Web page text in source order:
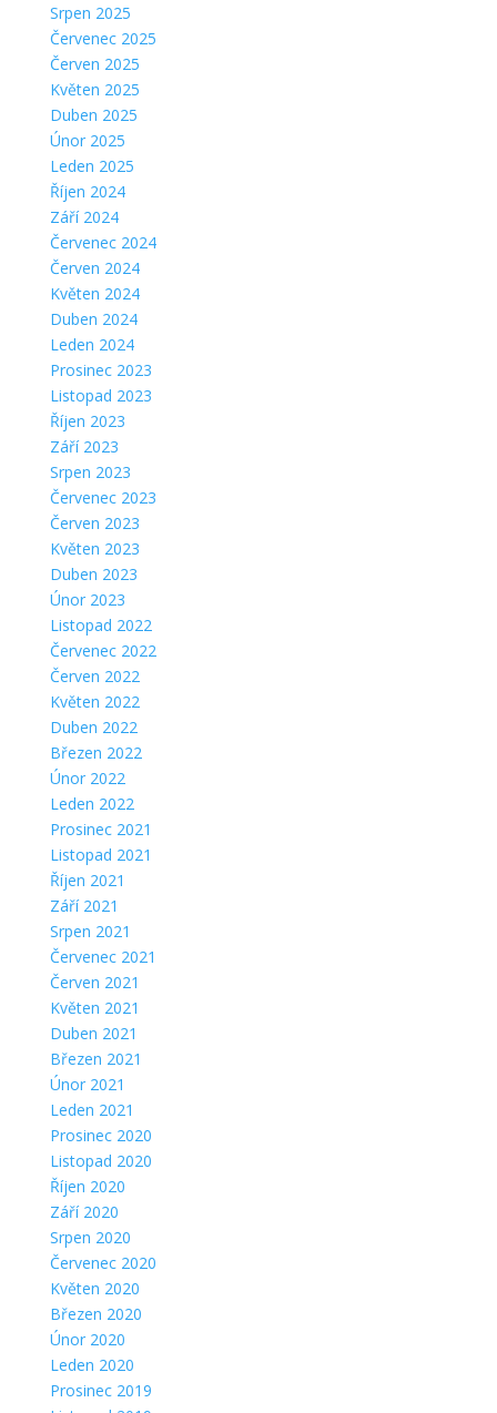
Srpen 2025
Červenec 2025
Červen 2025
Květen 2025
Duben 2025
Únor 2025
Leden 2025
Říjen 2024
Září 2024
Červenec 2024
Červen 2024
Květen 2024
Duben 2024
Leden 2024
Prosinec 2023
Listopad 2023
Říjen 2023
Září 2023
Srpen 2023
Červenec 2023
Červen 2023
Květen 2023
Duben 2023
Únor 2023
Listopad 2022
Červenec 2022
Červen 2022
Květen 2022
Duben 2022
Březen 2022
Únor 2022
Leden 2022
Prosinec 2021
Listopad 2021
Říjen 2021
Září 2021
Srpen 2021
Červenec 2021
Červen 2021
Květen 2021
Duben 2021
Březen 2021
Únor 2021
Leden 2021
Prosinec 2020
Listopad 2020
Říjen 2020
Září 2020
Srpen 2020
Červenec 2020
Květen 2020
Březen 2020
Únor 2020
Leden 2020
Prosinec 2019